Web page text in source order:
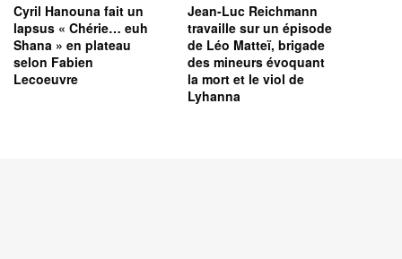
Cyril Hanouna fait un
lapsus « Chérie… euh
Shana » en plateau
selon Fabien
Lecoeuvre
Jean-Luc Reichmann
travaille sur un épisode
de Léo Matteï, brigade
des mineurs évoquant
la mort et le viol de
Lyhanna